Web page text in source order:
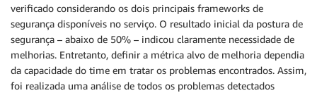
verificado considerando os dois principais frameworks de
segurança disponíveis no serviço. O resultado inicial da postura de
segurança – abaixo de 50% – indicou claramente necessidade de
melhorias. Entretanto, definir a métrica alvo de melhoria dependia
da capacidade do time em tratar os problemas encontrados. Assim,
foi realizada uma análise de todos os problemas detectados